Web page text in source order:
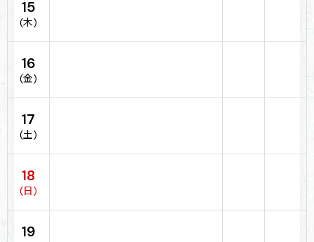
15
(木)
16
(金)
17
(土)
18
(日)
19